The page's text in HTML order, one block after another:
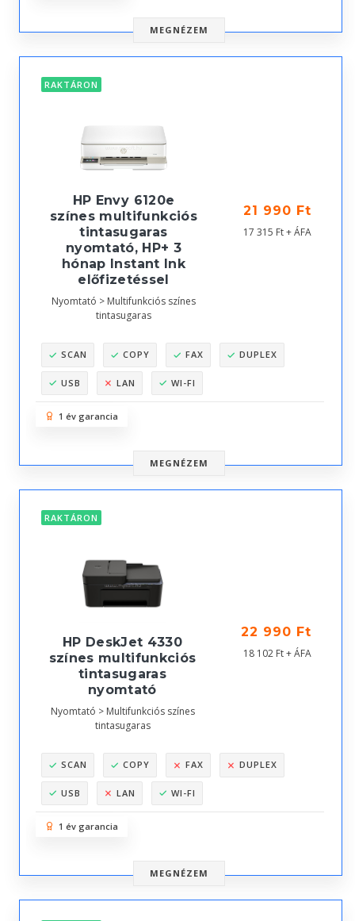
MEGNÉZEM
RAKTÁRON
HP Envy 6120e
színes multifunkciós
tintasugaras
nyomtató, HP+ 3
hónap Instant Ink
előfizetéssel
Nyomtató > Multifunkciós színes
tintasugaras
21 990 Ft
17 315 Ft + ÁFA
SCAN COPY FAX DUPLEX
USB LAN WI-FI
1 év garancia
MEGNÉZEM
RAKTÁRON
HP DeskJet 4330
színes multifunkciós
tintasugaras
nyomtató
Nyomtató > Multifunkciós színes
tintasugaras
22 990 Ft
18 102 Ft + ÁFA
SCAN COPY FAX DUPLEX
USB LAN WI-FI
1 év garancia
MEGNÉZEM